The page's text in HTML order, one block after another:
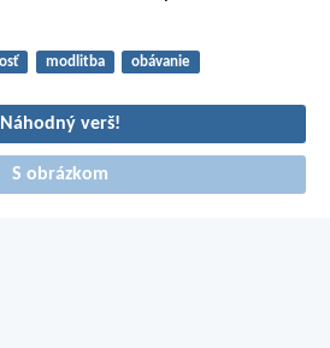
modlitba obávanie
Náhodný verš!
S obrázkom